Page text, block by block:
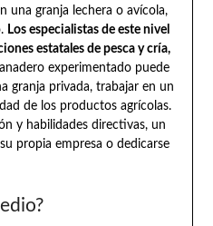
una granja lechera o avícola,
Los especialistas de este nivel
estatales de pesca y cría,
experimentado puede
granja privada, trabajar en un
de los productos agrícolas.
y habilidades directivas, un
propia empresa o dedicarse